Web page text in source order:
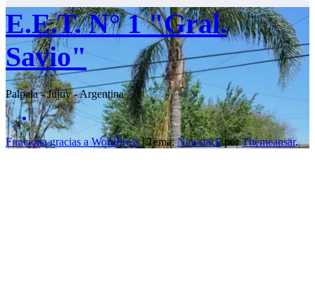
E.E.T. N° 1 "Gral.
Savio"
Palpala - Jujuy - Argentina
Funciona gracias a WordPress|Tema:NewstackporThemeansar.